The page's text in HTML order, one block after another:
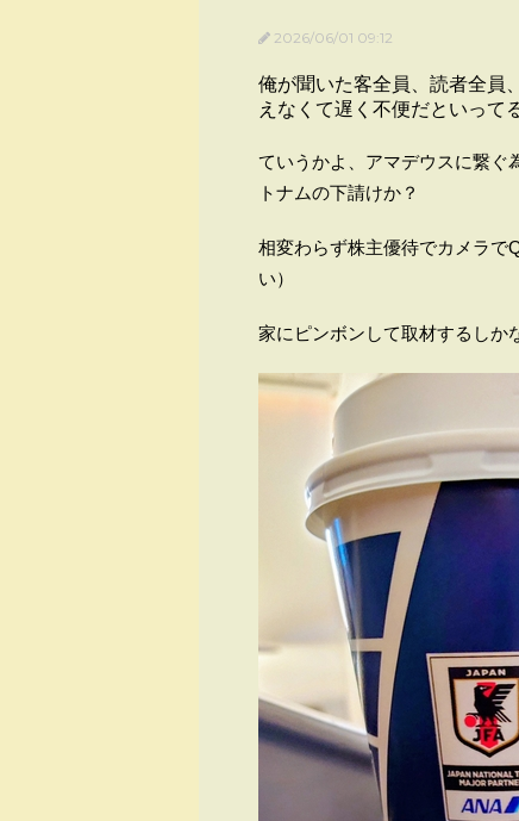
2026/06/01 09:12
俺が聞いた客全員、読者全員
えなくて遅く不便だといって
ていうかよ、アマデウスに繋ぐ
トナムの下請けか？
相変わらず株主優待でカメラで
い）
家にピンボンして取材するしか